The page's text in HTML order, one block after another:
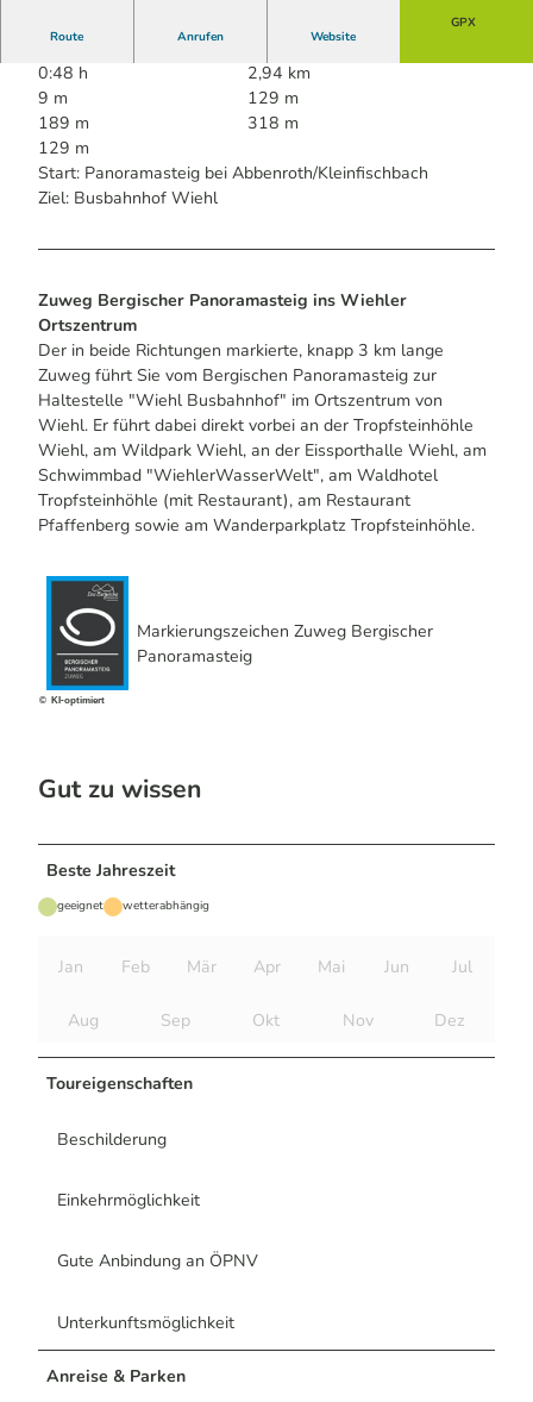
Route Anrufen Website
GPX
0:48 h
2,94 km
9 m
129 m
189 m
318 m
129 m
Start: Panoramasteig bei Abbenroth/Kleinfischbach
Ziel: Busbahnhof Wiehl
Zuweg Bergischer Panoramasteig ins Wiehler
Ortszentrum
Der in beide Richtungen markierte, knapp 3 km lange
Zuweg führt Sie vom Bergischen Panoramasteig zur
Haltestelle "Wiehl Busbahnhof" im Ortszentrum von
Wiehl. Er führt dabei direkt vorbei an der Tropfsteinhöhle
Wiehl, am Wildpark Wiehl, an der Eissporthalle Wiehl, am
Schwimmbad "WiehlerWasserWelt", am Waldhotel
Tropfsteinhöhle (mit Restaurant), am Restaurant
Pfaffenberg sowie am Wanderparkplatz Tropfsteinhöhle.
© KI-optimiert
Markierungszeichen Zuweg Bergischer
Panoramasteig
Gut zu wissen
Beste Jahreszeit
geeignet wetterabhängig
Jan Feb Mär Apr Mai Jun Jul
Aug Sep Okt Nov Dez
Toureigenschaften
Beschilderung
Einkehrmöglichkeit
Gute Anbindung an ÖPNV
Unterkunftsmöglichkeit
Anreise & Parken